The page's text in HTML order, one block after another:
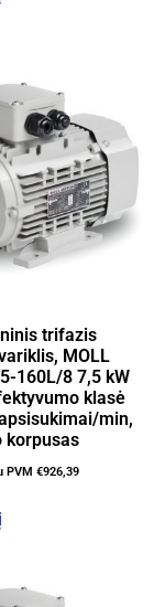
trifazis
MOLL
160L/8 7,5 kW
klasė
apsisukimai/min,
korpusas
PVM €926,39